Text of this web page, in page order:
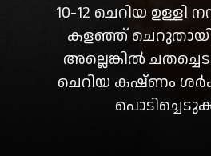
10-12 ചെറിയ ഉള്ളി
കളഞ്ഞ്
അല്ലെങ്കിൽ
ചെറിയ കഷ്ണം